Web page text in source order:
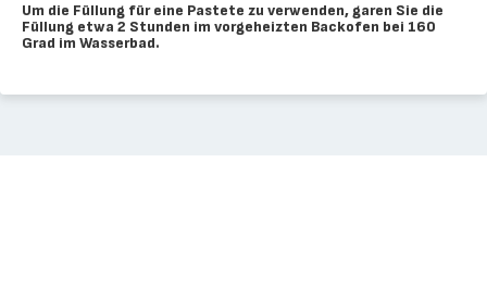
Um die Füllung für eine Pastete zu verwenden, garen Sie die
Füllung etwa 2 Stunden im vorgeheizten Backofen bei 160
Grad im Wasserbad.